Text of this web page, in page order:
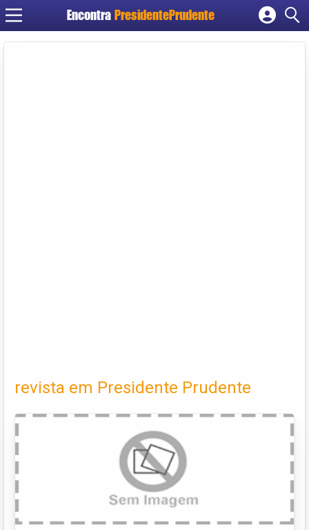
Encontra PresidentePrudente
Cadastrar empresa
revista em Presidente Prudente